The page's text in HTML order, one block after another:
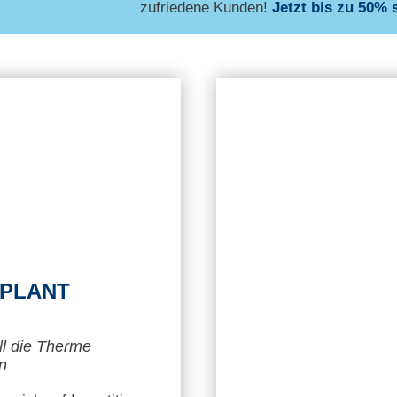
zufriedene Kunden! Jetzt bis zu 50%
die Therme